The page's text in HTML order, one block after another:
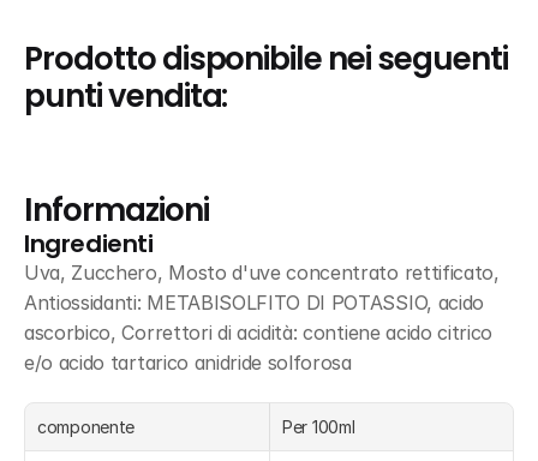
Prodotto disponibile nei seguenti
punti vendita:
Informazioni
Ingredienti
Uva, Zucchero, Mosto d'uve concentrato rettificato,
Antiossidanti: METABISOLFITO DI POTASSIO, acido
ascorbico, Correttori di acidità: contiene acido citrico
e/o acido tartarico anidride solforosa
componente Per 100ml